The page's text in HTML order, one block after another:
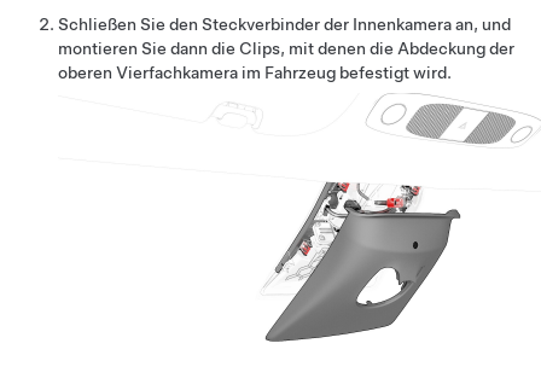
Schließen Sie den Steckverbinder der Innenkamera an, und
montieren Sie dann die Clips, mit denen die Abdeckung der
oberen Vierfachkamera im Fahrzeug befestigt wird.